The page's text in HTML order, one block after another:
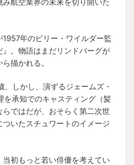
年のビリー・ワイルダー監
。物語はまだリンドバーグが
描かれる。
しかし、演ずるジェームズ・
を承知でのキャスティング（髪
ではだが、おそらく第二次世
いたスチュワートのイメージ
初もっと若い俳優を考えてい